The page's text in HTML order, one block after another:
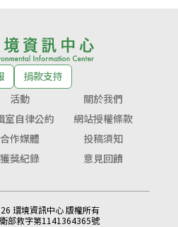
捐款支持
活動
關於我們
室自律公約
網站授權條款
合作媒體
投稿須知
獲獎紀錄 意見回饋
環境資訊中心 版權所有
衛部救字第1141364365號